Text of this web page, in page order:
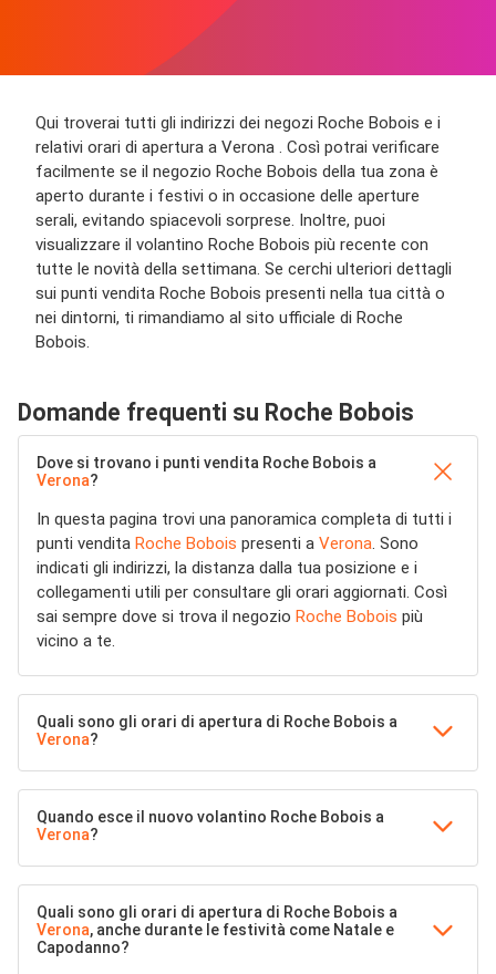
Qui troverai tutti gli indirizzi dei negozi Roche Bobois e i
relativi orari di apertura a Verona . Così potrai verificare
facilmente se il negozio Roche Bobois della tua zona è
aperto durante i festivi o in occasione delle aperture
serali, evitando spiacevoli sorprese. Inoltre, puoi
visualizzare il volantino Roche Bobois più recente con
tutte le novità della settimana. Se cerchi ulteriori dettagli
sui punti vendita Roche Bobois presenti nella tua città o
nei dintorni, ti rimandiamo al sito ufficiale di Roche
Bobois.
Domande frequenti su Roche Bobois
Dove si trovano i punti vendita Roche Bobois a
Verona?
In questa pagina trovi una panoramica completa di tutti i
punti vendita Roche Bobois presenti a Verona. Sono
indicati gli indirizzi, la distanza dalla tua posizione e i
collegamenti utili per consultare gli orari aggiornati. Così
sai sempre dove si trova il negozio Roche Bobois più
vicino a te.
Quali sono gli orari di apertura di Roche Bobois a
Verona?
Quando esce il nuovo volantino Roche Bobois a
Verona?
Quali sono gli orari di apertura di Roche Bobois a
Verona, anche durante le festività come Natale e
Capodanno?